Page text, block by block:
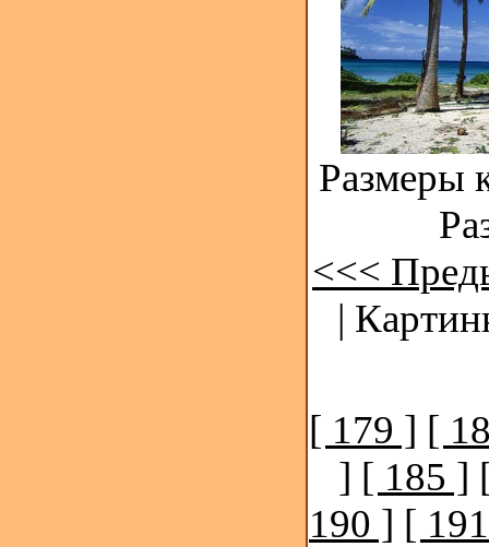
Размеры
<<<
|
[ 179 ] [
] [ 185 ]
190 ] [